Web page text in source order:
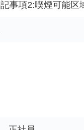
記事項2:喫煙可能区